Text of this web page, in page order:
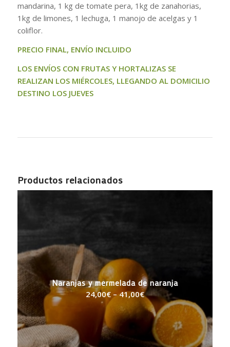
mandarina, 1 kg de tomate pera, 1kg de zanahorias,
1kg de limones, 1 lechuga, 1 manojo de acelgas y 1
coliflor.
PRECIO FINAL, ENVÍO INCLUIDO
LOS ENVÍOS CON FRUTAS Y HORTALIZAS SE
REALIZAN LOS MIÉRCOLES, LLEGANDO AL DOMICILIO
DESTINO LOS JUEVES
Productos relacionados
Naranjas y mermelada de naranja
24,00€–41,00€